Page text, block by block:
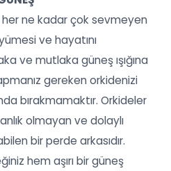
ne kadar çok sevmeyen
ve hayatını
ve mutlaka güneş ışığına
gereken orkidenizi
bırakmamaktır. Orkideler
olmayan ve dolaylı
bir perde arkasıdır.
hem aşırı bir güneş